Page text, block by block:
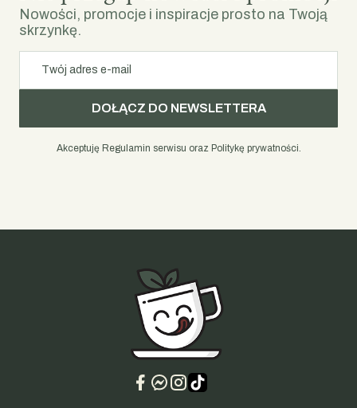
Nowości, promocje i inspiracje prosto na Twoją
skrzynkę.
Twój adres e-mail
DOŁĄCZ DO NEWSLETTERA
Akceptuję Regulamin serwisu oraz Politykę prywatności.